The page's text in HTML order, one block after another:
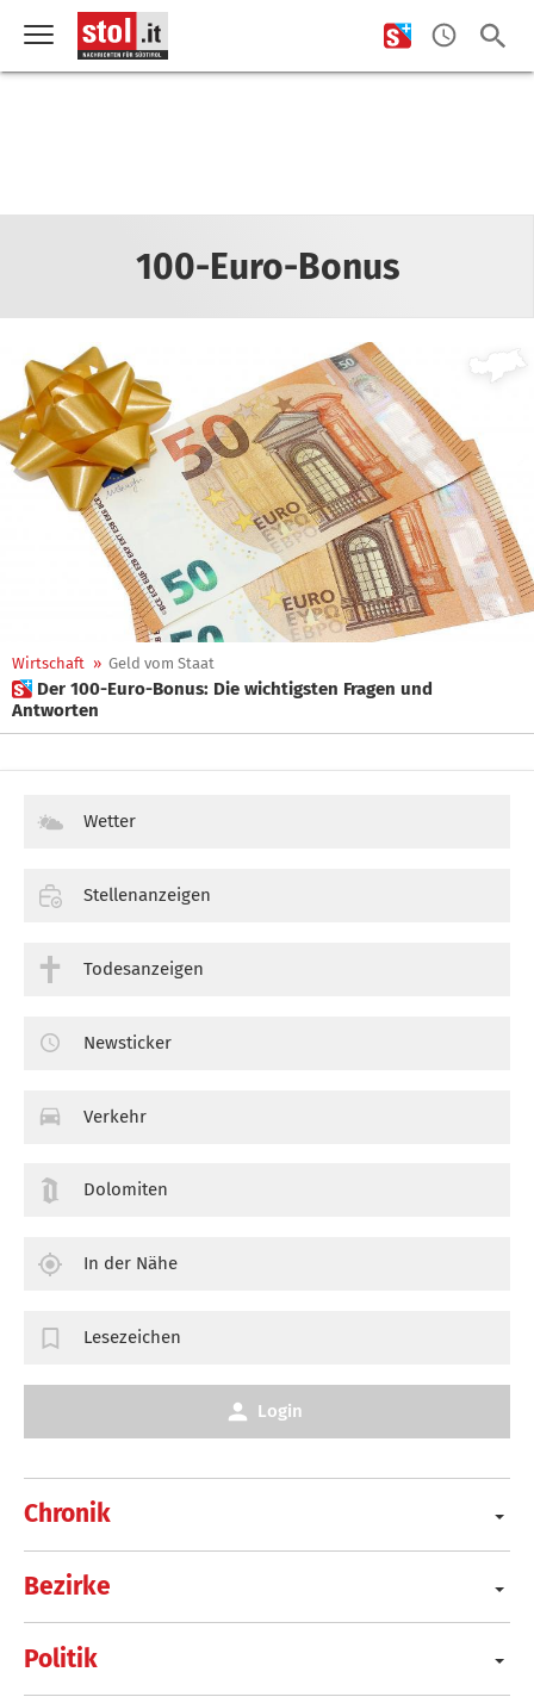
100-Euro-Bonus
Wirtschaft » Geld vom Staat
 Der 100-Euro-Bonus: Die wichtigsten Fragen und
Antworten
Chronik
Bezirke
Politik
Wetter
Stellenanzeigen
Todesanzeigen
Newsticker
Verkehr
Dolomiten
In der Nähe
Lesezeichen
Login